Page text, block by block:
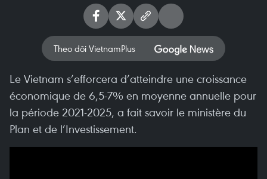
Theo dõi VietnamPlus
Le Vietnam s’efforcera d’atteindre une croissance
économique de 6,5-7% en moyenne annuelle pour
la période 2021-2025, a fait savoir le ministère du
Plan et de l’Investissement.